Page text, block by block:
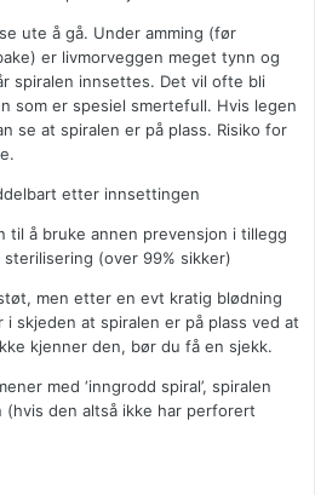
ute å gå. Under amming (før
er livmorveggen meget tynn og
spiralen innsettes. Det vil ofte bli
som er spesiel smertefull. Hvis legen
se at spiralen er på plass. Risiko for
etter innsettingen
til å bruke annen prevensjon i tillegg
(over 99% sikker)
men etter en evt kratig blødning
skjeden at spiralen er på plass ved at
kjenner den, bør du få en sjekk.
med ‘inngrodd spiral’, spiralen
den altså ikke har perforert